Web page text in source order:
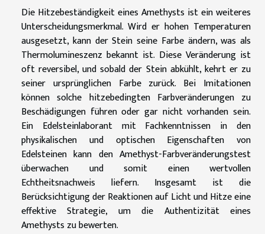
Die Hitzebeständigkeit eines Amethysts ist ein weiteres
Unterscheidungsmerkmal. Wird er hohen Temperaturen
ausgesetzt, kann der Stein seine Farbe ändern, was als
Thermolumineszenz bekannt ist. Diese Veränderung ist
oft reversibel, und sobald der Stein abkühlt, kehrt er zu
seiner ursprünglichen Farbe zurück. Bei Imitationen
können solche hitzebedingten Farbveränderungen zu
Beschädigungen führen oder gar nicht vorhanden sein.
Ein Edelsteinlaborant mit Fachkenntnissen in den
physikalischen und optischen Eigenschaften von
Edelsteinen kann den Amethyst-Farbveränderungstest
überwachen und somit einen wertvollen
Echtheitsnachweis liefern. Insgesamt ist die
Berücksichtigung der Reaktionen auf Licht und Hitze eine
effektive Strategie, um die Authentizität eines
Amethysts zu bewerten.